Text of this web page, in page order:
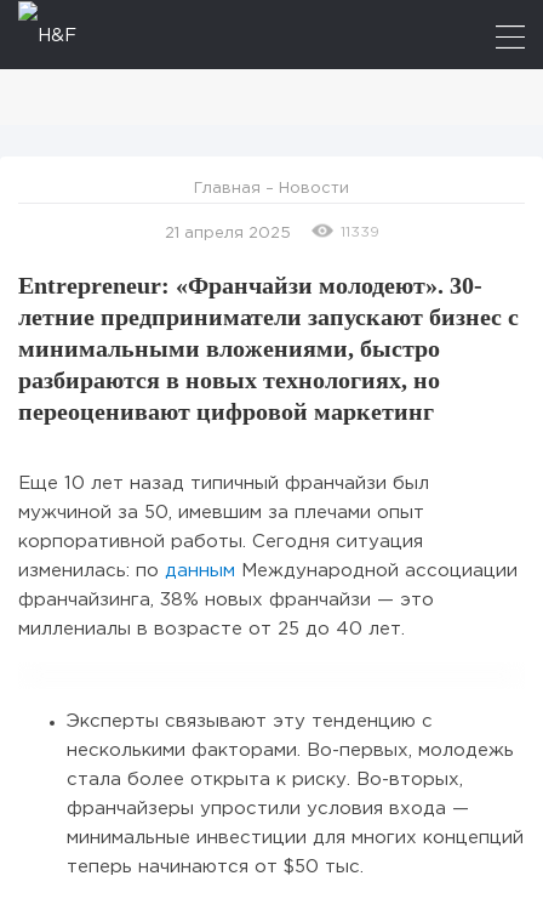
Главная – Новости
21 апреля 2025 11339
Entrepreneur: «Франчайзи молодеют». 30-
летние предприниматели запускают бизнес с
минимальными вложениями, быстро
разбираются в новых технологиях, но
переоценивают цифровой маркетинг
Еще 10 лет назад типичный франчайзи был
мужчиной за 50, имевшим за плечами опыт
корпоративной работы. Сегодня ситуация
изменилась: по данным Международной ассоциации
франчайзинга, 38% новых франчайзи — это
миллениалы в возрасте от 25 до 40 лет.
Эксперты связывают эту тенденцию с
несколькими факторами. Во-первых, молодежь
стала более открыта к риску. Во-вторых,
франчайзеры упростили условия входа —
минимальные инвестиции для многих концепций
теперь начинаются от $50 тыс.